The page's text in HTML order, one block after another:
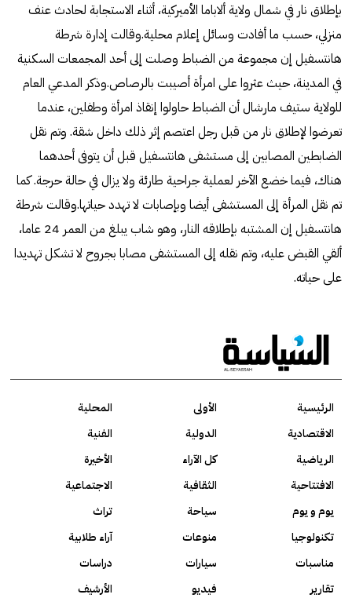
بإطلاق نار في شمال ولاية ألاباما الأميركية، أثناء الاستجابة لحادث عنف
منزلي، حسب ما أفادت وسائل إعلام محلية.وقالت إدارة شرطة
هانتسفيل إن مجموعة من الضباط وصلت إلى أحد المجمعات السكنية
في المدينة، حيث عثروا على امرأة أصيبت بالرصاص.وذكر المدعي العام
للولاية ستيف مارشال أن الضباط حاولوا إنقاذ امرأة وطفلين، عندما
تعرضوا لإطلاق نار من قبل رجل اعتصم إثر ذلك داخل شقة. وتم نقل
الضابطين المصابين إلى مستشفى هانتسفيل قبل أن يتوفى أحدهما
هناك، فيما خضع الآخر لعملية جراحية طارئة ولا يزال في حالة حرجة. كما
تم نقل المرأة إلى المستشفى أيضا وبإصابات لا تهدد حياتها.وقالت شرطة
هانتسفيل إن المشتبه بإطلاقه النار، وهو شاب يبلغ من العمر 24 عاما،
ألقي القبض عليه، وتم نقله إلى المستشفى مصابا بجروح لا تشكل تهديدا
على حياته.
الرئيسية الأولى
المحلية
الاقتصادية
الدولية
الفنية
الرياضية
كل الآراء
الأخيرة
الافتتاحية
الثقافية
الاجتماعية
يوم و يوم
سياحة
تراث
تكنولوجيا
منوعات
آراء طلابية
مناسبات
سيارات
دراسات
تقارير
فيديو الأرشيف